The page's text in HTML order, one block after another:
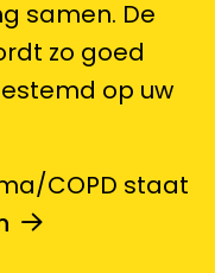
samen. De
zo goed
op uw
COPD staat